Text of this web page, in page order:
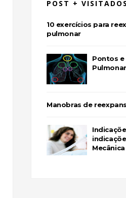
POST + VISITADOS
10 exercícios para
pulmonar
Pontos e
Pulmonar
Manobras de